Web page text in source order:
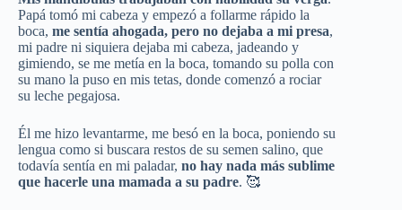
Papá tomó mi cabeza y empezó a follarme rápido la
boca, me sentía ahogada, pero no dejaba a mi presa,
mi padre ni siquiera dejaba mi cabeza, jadeando y
gimiendo, se me metía en la boca, tomando su polla con
su mano la puso en mis tetas, donde comenzó a rociar
su leche pegajosa.
Él me hizo levantarme, me besó en la boca, poniendo su
lengua como si buscara restos de su semen salino, que
todavía sentía en mi paladar, no hay nada más sublime
que hacerle una mamada a su padre. 🥰